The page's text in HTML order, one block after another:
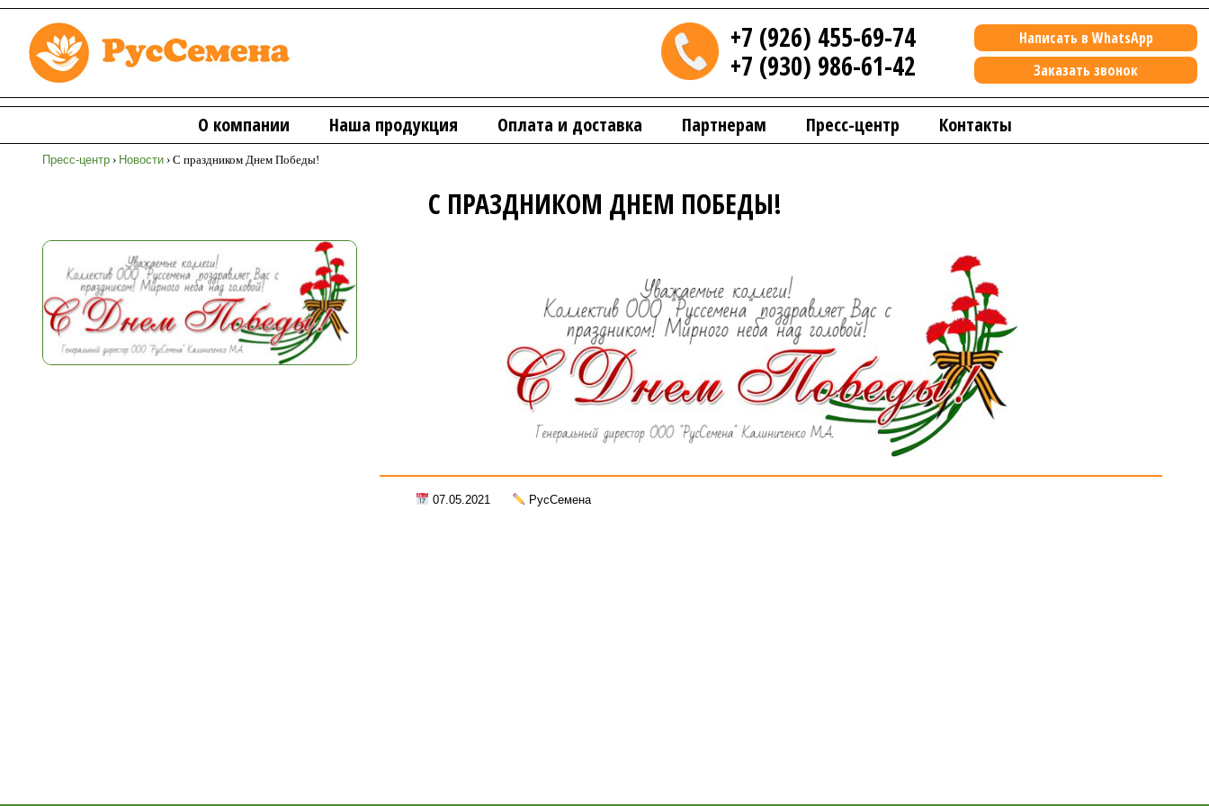
+7 (926) 455-69-74
+7 (930) 986-61-42
Написать в WhatsApp
Заказать звонок
О компании Наша продукция Оплата и доставка Партнерам Пресс-центр Контакты
Пресс-центр › Новости › С праздником Днем Победы!
С ПРАЗДНИКОМ ДНЕМ ПОБЕДЫ!
07.05.2021 РусСемена